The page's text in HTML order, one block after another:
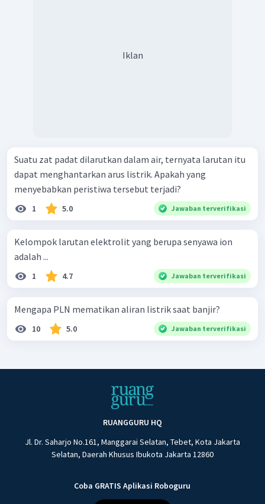
Iklan
Suatu zat padat dilarutkan dalam air, ternyata larutan itu
dapat menghantarkan arus listrik. Apakah yang
menyebabkan peristiwa tersebut terjadi?
1 5.0 Jawaban terverifikasi
Kelompok larutan elektrolit yang berupa senyawa ion
adalah ...
1 4.7 Jawaban terverifikasi
Mengapa PLN mematikan aliran listrik saat banjir?
10 5.0 Jawaban terverifikasi
RUANGGURU HQ
Jl. Dr. Saharjo No.161, Manggarai Selatan, Tebet, Kota Jakarta
Selatan, Daerah Khusus Ibukota Jakarta 12860
Coba GRATIS Aplikasi Roboguru